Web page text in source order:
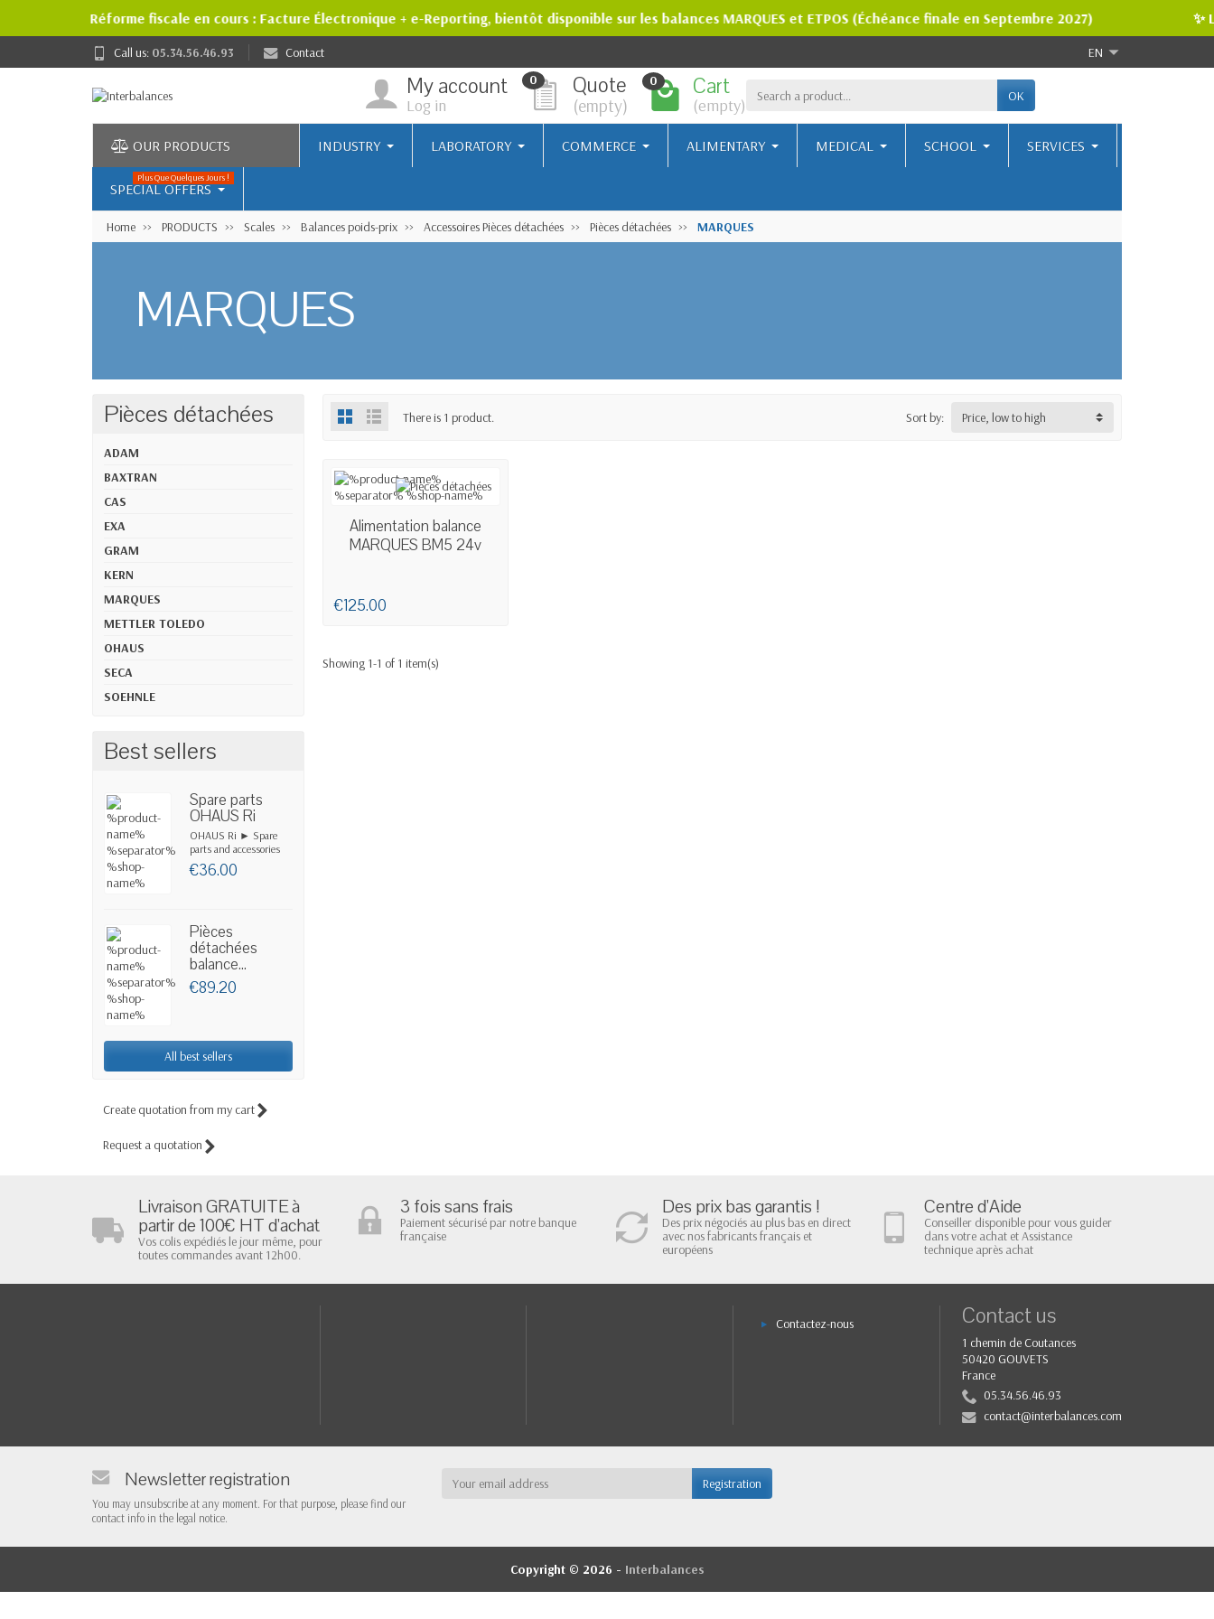
Réforme fiscale en cours : Facture Électronique + e-Reporting, bientôt disponible sur les balances MARQUES et ETPOS (Échéance finale en Septembre 2027) ✨
Call us: 05.34.56.46.93 Contact EN
My account
Log in
0 Quote
(empty)
0 Cart
(empty) OK
OUR PRODUCTS INDUSTRY LABORATORY COMMERCE ALIMENTARY MEDICAL SCHOOL SERVICES
SPECIAL OFFERS
Plus Que Quelques Jours !
Home PRODUCTS Scales Balances poids-prix Accessoires Pièces détachées Pièces détachées MARQUES
MARQUES
Pièces détachées
ADAM
BAXTRAN
CAS
EXA
GRAM
KERN
MARQUES
METTLER TOLEDO
OHAUS
SECA
SOEHNLE
Best sellers
Spare parts
OHAUS Ri
OHAUS Ri ► Spare
parts and accessories
€36.00
Pièces
détachées
balance...
€89.20
All best sellers
Create quotation from my cart
Request a quotation
There is 1 product. Sort by: Price, low to high
AVAILABLE
Alimentation balance
MARQUES BM5 24v
€125.00
Showing 1-1 of 1 item(s)
Livraison GRATUITE à
partir de 100€ HT d'achat
Vos colis expédiés le jour même, pour
toutes commandes avant 12h00.
3 fois sans frais
Paiement sécurisé par notre banque
française
Des prix bas garantis !
Des prix négociés au plus bas en direct
avec nos fabricants français et
européens
Centre d'Aide
Conseiller disponible pour vous guider
dans votre achat et Assistance
technique après achat
Contactez-nous Contact us
1 chemin de Coutances
50420 GOUVETS
France
05.34.56.46.93
contact@interbalances.com
Newsletter registration
You may unsubscribe at any moment. For that purpose, please find our
contact info in the legal notice.
Copyright © 2026 - Interbalances